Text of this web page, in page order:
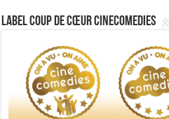
Label Coup de Cœur CineComedies